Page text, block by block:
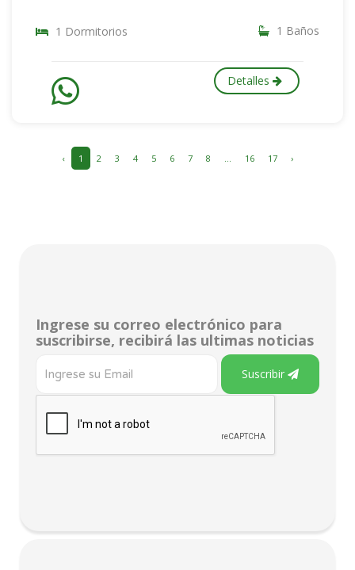
1 Dormitorios 1 Baños
Detalles
‹ 1 2 3 4 5 6 7 8 16 17 ›
Ingrese su correo electrónico para
suscribirse, recibirá las ultimas noticias
Suscribir